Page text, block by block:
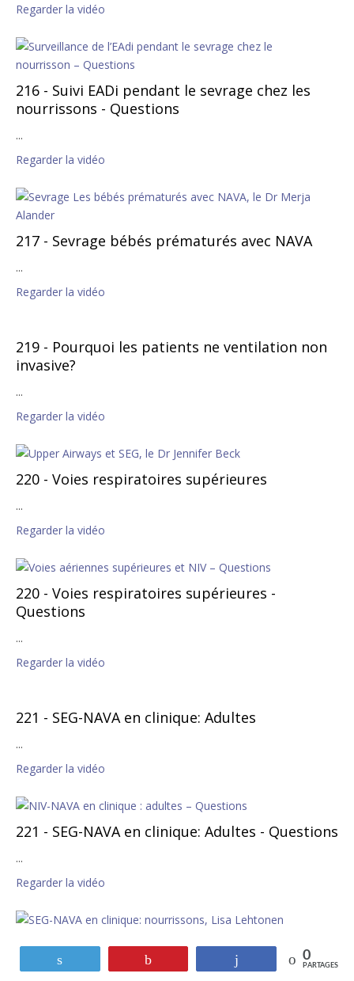
Regarder la vidéo
216 - Suivi EADi pendant le sevrage chez les
nourrissons - Questions
...
Regarder la vidéo
217 - Sevrage bébés prématurés avec NAVA
...
Regarder la vidéo
219 - Pourquoi les patients ne ventilation non
invasive?
...
Regarder la vidéo
220 - Voies respiratoires supérieures
...
Regarder la vidéo
220 - Voies respiratoires supérieures -
Questions
...
Regarder la vidéo
221 - SEG-NAVA en clinique: Adultes
...
Regarder la vidéo
221 - SEG-NAVA en clinique: Adultes - Questions
...
Regarder la vidéo
222 - SEG-NAVA en clinique: Les nourrissons
...
Partagez 0
PARTAGES